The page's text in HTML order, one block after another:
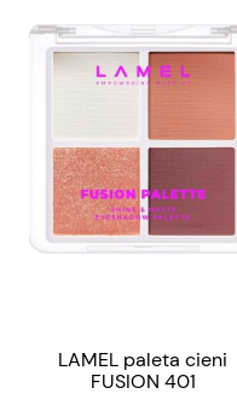
LAMEL paleta cieni
FUSION 401